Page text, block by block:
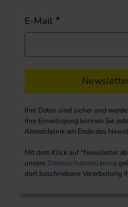
E-Mail
Ihre Daten sind sicher und
Ihre Einwilligung können Sie
Abmeldelink am Ende des
Mit dem Klick auf "Newsletter
unsere Datenschutzerklärung
dort beschriebene Verarbeitung